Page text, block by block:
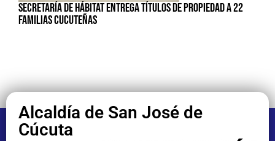
SECRETARÍA DE HÁBITAT ENTREGA TÍTULOS DE PROPIEDAD A 22
FAMILIAS CUCUTEÑAS
Alcaldía de San José de
Cúcuta